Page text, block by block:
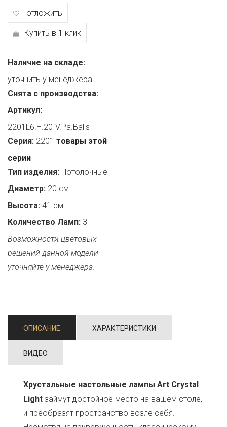
отложить
Купить в 1 клик
Наличие на складе:
уточнить у менеджера
Снята с производства:
Артикул:
2201L6.H.20IV.Pa.Balls
Серия: 2201 товары этой
серии
Тип изделия: Потолочные
Диаметр: 20 см
Высота: 41 см
Количество Ламп: 3
Возможности цветовых
решений данной модели
уточняйте у менеджера.
ОПИСАНИЕ ХАРАКТЕРИСТИКИ
ВИДЕО
Хрустальные настольные лампы Art Crystal
Light займут достойное место на вашем столе,
и преобразят пространство возле себя.